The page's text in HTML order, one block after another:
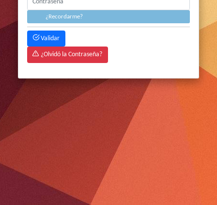
¿Recordarme?
Validar
¿Olvidó la Contraseña?